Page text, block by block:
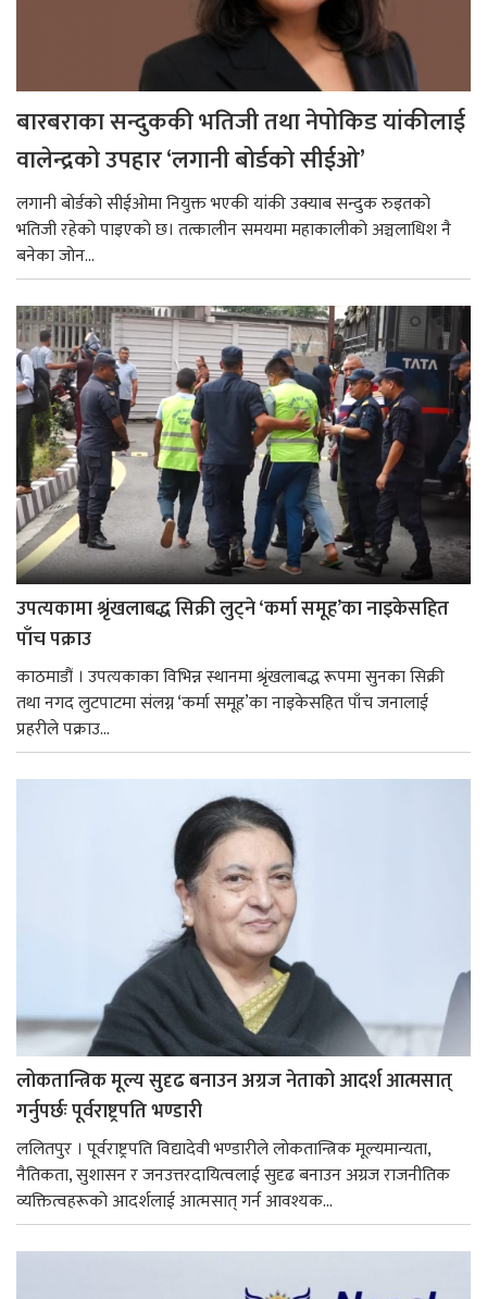
बारबराका सन्दुककी भतिजी तथा नेपोकिड यांकीलाई
वालेन्द्रको उपहार ‘लगानी बोर्डको सीईओ’
लगानी बोर्डको सीईओमा नियुक्त भएकी यांकी उक्याब सन्दुक रुइतको
भतिजी रहेको पाइएको छ। तत्कालीन समयमा महाकालीको अञ्चलाधिश नै
बनेका जोन...
उपत्यकामा श्रृंखलाबद्ध सिक्री लुट्ने ‘कर्मा समूह’का नाइकेसहित
पाँच पक्राउ
काठमाडौं । उपत्यकाका विभिन्न स्थानमा श्रृंखलाबद्ध रूपमा सुनका सिक्री
तथा नगद लुटपाटमा संलग्न ‘कर्मा समूह’का नाइकेसहित पाँच जनालाई
प्रहरीले पक्राउ...
लोकतान्त्रिक मूल्य सुदृढ बनाउन अग्रज नेताको आदर्श आत्मसात्
गर्नुपर्छः पूर्वराष्ट्रपति भण्डारी
ललितपुर । पूर्वराष्ट्रपति विद्यादेवी भण्डारीले लोकतान्त्रिक मूल्यमान्यता,
नैतिकता, सुशासन र जनउत्तरदायित्वलाई सुदृढ बनाउन अग्रज राजनीतिक
व्यक्तित्वहरूको आदर्शलाई आत्मसात् गर्न आवश्यक...